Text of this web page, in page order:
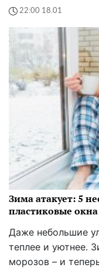
22:00 18.01
Зима атакует: 5
пластиковые
Даже небольшие
теплее и уютнее.
морозов – и